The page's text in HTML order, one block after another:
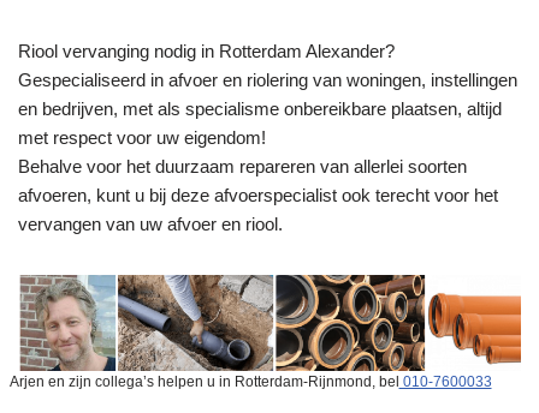
Riool vervanging nodig in Rotterdam Alexander?
Gespecialiseerd in afvoer en riolering van woningen, instellingen
en bedrijven, met als specialisme onbereikbare plaatsen, altijd
met respect voor uw eigendom!
Behalve voor het duurzaam repareren van allerlei soorten
afvoeren, kunt u bij deze afvoerspecialist ook terecht voor het
vervangen van uw afvoer en riool.
Arjen en zijn collega’s helpen u in Rotterdam-Rijnmond, bel 010-7600033